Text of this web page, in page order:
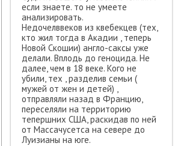
если знаете. то не умеете
анализировать.
Недочелввеков из квебекцев (тех,
кто жил тогда в Акадии , теперь
Новой Скошии) англо-саксы уже
делали. Вплодь до геноцида. Не
далее, чем в 18 веке. Кого не
убили, тех , разделив семьи (
мужей от жен и детей) ,
отправляли назад в Францию,
переселяли на территорию
тепершних США, раскидав по ней
от Массачусетса на севере до
Луизианы на юге.